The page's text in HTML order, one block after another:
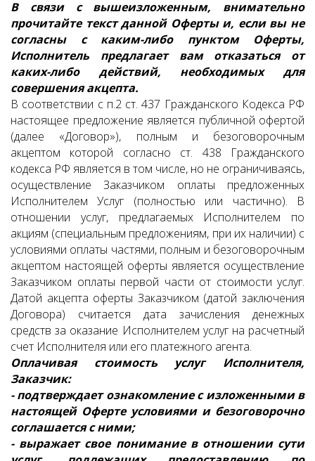
В связи с вышеизложенным, внимательно
прочитайте текст данной Оферты и, если вы не
согласны с каким-либо пунктом Оферты,
Исполнитель предлагает вам отказаться от
каких-либо действий, необходимых для
совершения акцепта.
В соответствии с п.2 ст. 437 Гражданского Кодекса РФ
настоящее предложение является публичной офертой
(далее «Договор»), полным и безоговорочным
акцептом которой согласно ст. 438 Гражданского
кодекса РФ является в том числе, но не ограничиваясь,
осуществление Заказчиком оплаты предложенных
Исполнителем Услуг (полностью или частично). В
отношении услуг, предлагаемых Исполнителем по
акциям (специальным предложениям, при их наличии) с
условиями оплаты частями, полным и безоговорочным
акцептом настоящей оферты является осуществление
Заказчиком оплаты первой части от стоимости услуг.
Датой акцепта оферты Заказчиком (датой заключения
Договора) считается дата зачисления денежных
средств за оказание Исполнителем услуг на расчетный
счет Исполнителя или его платежного агента.
Оплачивая стоимость услуг Исполнителя,
Заказчик:
- подтверждает ознакомление с изложенными в
настоящей Оферте условиями и безоговорочно
соглашается с ними;
- выражает свое понимание в отношении сути